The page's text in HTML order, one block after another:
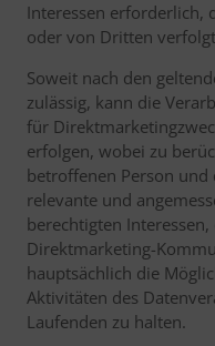
Interessen erforderlich,
oder von Dritten
Soweit nach den
zulässig, kann die
für
erfolgen, wobei zu
betroffenen Person
relevante und
berechtigten
Direktmarketing-
hauptsächlich die
Aktivitäten des
Laufenden zu halten.